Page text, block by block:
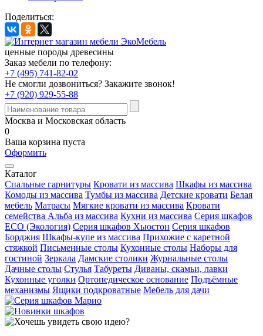
Поделиться:
ценные породы древесины
Заказ мебели по телефону:
+7 (495) 741-82-02
Не смогли дозвониться? Закажите звонок!
+7 (920) 929-55-88
Москва и Московская область
0
Ваша корзина пуста
Оформить
Каталог
Спальные гарнитуры Кровати из массива Шкафы из массива
Комоды из массива Тумбы из массива Детские кровати Белая
мебель Матрасы Мягкие кровати из массива Кровати
семейства Альба из массива Кухни из массива Серия шкафов
ECO (Экология) Серия шкафов Хьюстон Серия шкафов
Борджия Шкафы-купе из массива Прихожие с каретной
стяжкой Письменные столы Кухонные столы Наборы для
гостиной Зеркала Дамские столики Журнальные столы
Дачные столы Стулья Табуреты Диваны, скамьи, лавки
Кухонные уголки Ортопедическое основание Подъёмные
механизмы Ящики подкроватные Мебель для дачи